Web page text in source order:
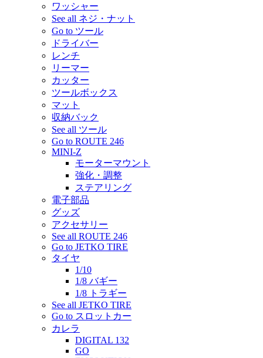
ワッシャー
See all ネジ・ナット
Go to ツール
ドライバー
レンチ
リーマー
カッター
ツールボックス
マット
収納バック
See all ツール
Go to ROUTE 246
MINI-Z
モーターマウント
強化・調整
ステアリング
電子部品
グッズ
アクセサリー
See all ROUTE 246
Go to JETKO TIRE
タイヤ
1/10
1/8 バギー
1/8 トラギー
See all JETKO TIRE
Go to スロットカー
カレラ
DIGITAL 132
GO